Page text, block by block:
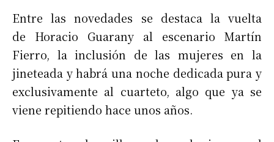
Entre las novedades se destaca la vuelta
de Horacio Guarany al escenario Martín
Fierro, la inclusión de las mujeres en la
jineteada y habrá una noche dedicada pura y
exclusivamente al cuarteto, algo que ya se
viene repitiendo hace unos años.